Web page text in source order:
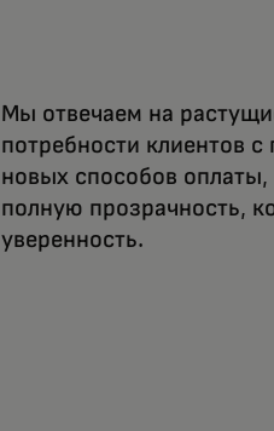
Мы отвечаем на
потребности клиентов
новых способов оплаты,
полную прозрачность,
уверенность.